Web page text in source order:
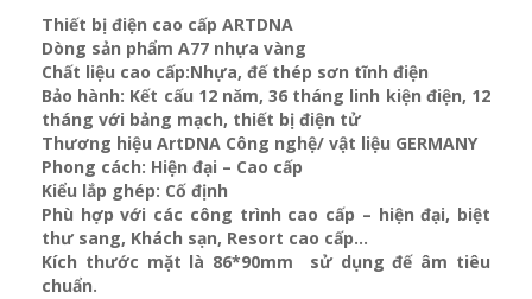
Thiết bị điện cao cấp ARTDNA
Dòng sản phẩm A77 nhựa vàng
Chất liệu cao cấp:Nhựa, đế thép sơn tĩnh điện
Bảo hành: Kết cấu 12 năm, 36 tháng linh kiện điện, 12
tháng với bảng mạch, thiết bị điện tử
Thương hiệu ArtDNA Công nghệ/ vật liệu GERMANY
Phong cách: Hiện đại – Cao cấp
Kiểu lắp ghép: Cố định
Phù hợp với các công trình cao cấp – hiện đại, biệt
thư sang, Khách sạn, Resort cao cấp…
Kích thước mặt là 86*90mm sử dụng đế âm tiêu
chuẩn.